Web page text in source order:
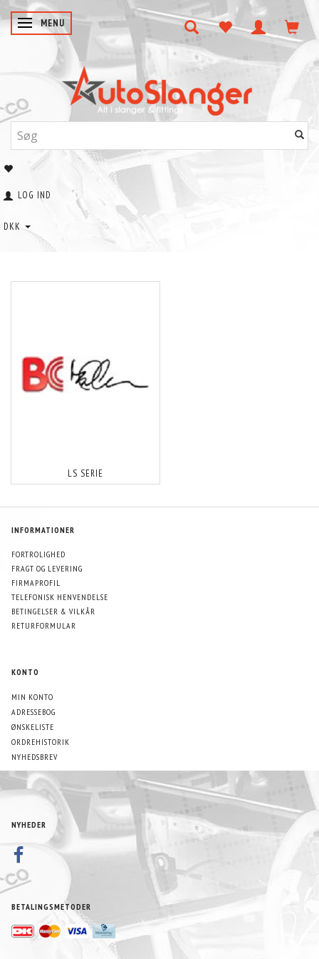
SKIFTE NAVIGATION
MENU
LOG IND
DKK
LS SERIE
INFORMATIONER
FORTROLIGHED
FRAGT OG LEVERING
FIRMAPROFIL
TELEFONISK HENVENDELSE
BETINGELSER & VILKÅR
RETURFORMULAR
KONTO
MIN KONTO
ADRESSEBOG
ØNSKELISTE
ORDREHISTORIK
NYHEDSBREV
NYHEDER
BETALINGSMETODER